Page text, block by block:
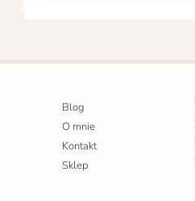
Blog
O mnie
Kontakt
Sklep